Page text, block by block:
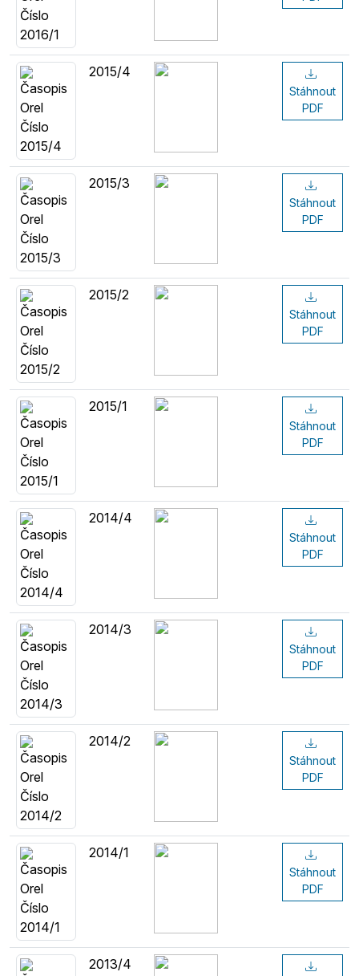
2015/4
Stáhnout
PDF
2015/3
Stáhnout
PDF
2015/2
Stáhnout
PDF
2015/1
Stáhnout
PDF
2014/4
Stáhnout
PDF
2014/3
Stáhnout
PDF
2014/2
Stáhnout
PDF
2014/1
Stáhnout
PDF
2013/4